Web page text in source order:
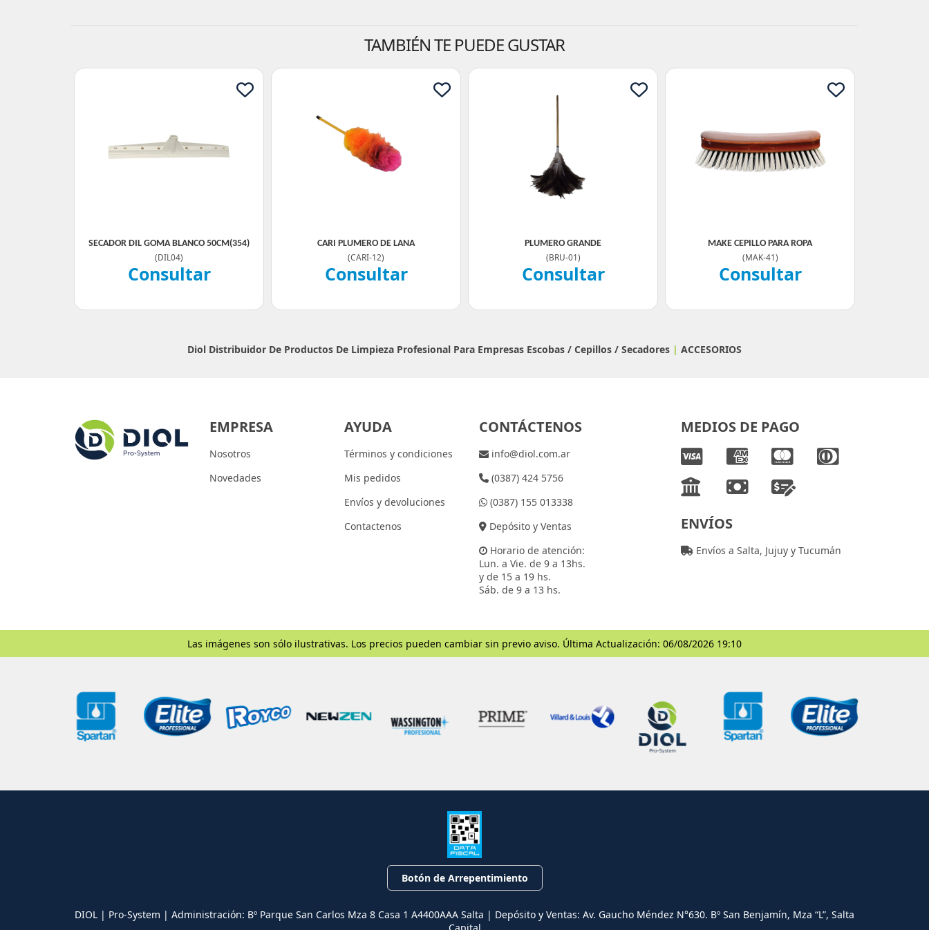
TAMBIÉN TE PUEDE GUSTAR
SECADOR DIL GOMA BLANCO 50CM(354)
(DIL04)
Consultar
CARI PLUMERO DE LANA
(CARI-12)
Consultar
PLUMERO GRANDE
(BRU-01)
Consultar
MAKE CEPILLO PARA ROPA
(MAK-41)
Consultar
Diol Distribuidor De Productos De Limpieza Profesional Para Empresas Escobas / Cepillos / Secadores | ACCESORIOS
EMPRESA
Nosotros
Novedades
AYUDA
Términos y condiciones
Mis pedidos
Envíos y devoluciones
Contactenos
CONTÁCTENOS
info@diol.com.ar
(0387) 424 5756
(0387) 155 013338
Depósito y Ventas
Horario de atención:
Lun. a Vie. de 9 a 13hs.
y de 15 a 19 hs.
Sáb. de 9 a 13 hs.
MEDIOS DE PAGO
ENVÍOS
Envíos a Salta, Jujuy y Tucumán
Las imágenes son sólo ilustrativas. Los precios pueden cambiar sin previo aviso. Última Actualización: 06/08/2026 19:10
Botón de Arrepentimiento
DIOL | Pro-System | Administración: Bº Parque San Carlos Mza 8 Casa 1 A4400AAA Salta | Depósito y Ventas: Av. Gaucho Méndez N°630. Bº San Benjamín, Mza “L”, Salta